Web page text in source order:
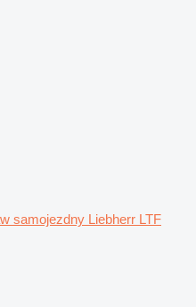
samojezdny Liebherr LTF